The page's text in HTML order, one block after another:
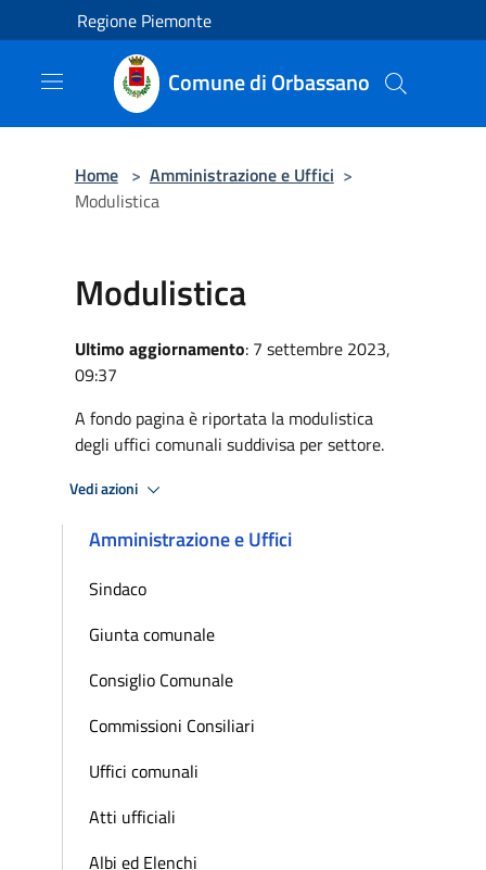
Salta al contenuto principale
Regione Piemonte
Comune di Orbassano
Home > Amministrazione e Uffici >
Modulistica
Modulistica
Ultimo aggiornamento: 7 settembre 2023,
09:37
A fondo pagina è riportata la modulistica
degli uffici comunali suddivisa per settore.
Vedi azioni
Amministrazione e Uffici
Sindaco
Giunta comunale
Consiglio Comunale
Commissioni Consiliari
Uffici comunali
Atti ufficiali
Albi ed Elenchi